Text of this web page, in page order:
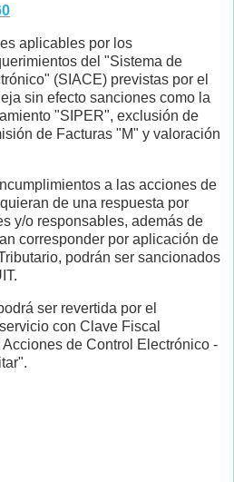
aplicables por los
del "Sistema de
(SIACE) previstas por el
sin efecto sanciones como la
"SIPER", exclusión de
de Facturas "M" y valoración
a las acciones de
de una respuesta por
y/o responsables, además de
corresponder por aplicación de
podrán ser sancionados
ser revertida por el
con Clave Fiscal
de Control Electrónico -